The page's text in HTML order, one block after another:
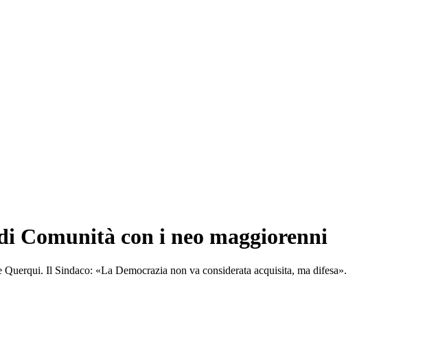
Comunità con i neo maggiorenni
Il Sindaco: «La Democrazia non va considerata acquisita, ma difesa».